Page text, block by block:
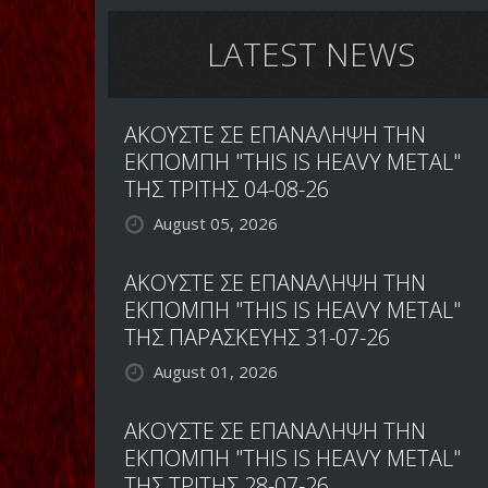
LATEST NEWS
ΑΚΟΥΣΤΕ ΣΕ ΕΠΑΝΑΛΗΨΗ ΤΗΝ
ΕΚΠΟΜΠΗ "THIS IS HEAVY METAL"
ΤΗΣ ΤΡΙΤΗΣ 04-08-26
August 05, 2026
ΑΚΟΥΣΤΕ ΣΕ ΕΠΑΝΑΛΗΨΗ ΤΗΝ
ΕΚΠΟΜΠΗ "THIS IS HEAVY METAL"
ΤΗΣ ΠΑΡΑΣΚΕΥΗΣ 31-07-26
August 01, 2026
ΑΚΟΥΣΤΕ ΣΕ ΕΠΑΝΑΛΗΨΗ ΤΗΝ
ΕΚΠΟΜΠΗ "THIS IS HEAVY METAL"